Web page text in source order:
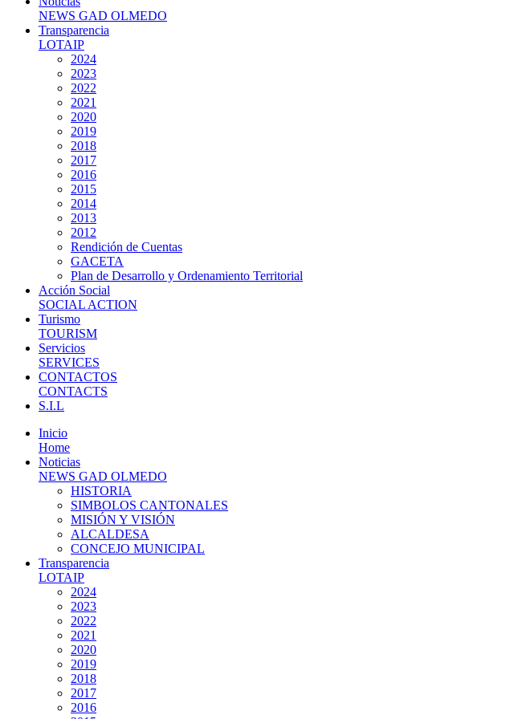
NEWS GAD OLMEDO
Transparencia
LOTAIP
2024
2023
2022
2021
2020
2019
2018
2017
2016
2015
2014
2013
2012
Rendición de Cuentas
GACETA
Plan de Desarrollo y Ordenamiento Territorial
Acción Social
SOCIAL ACTION
Turismo
TOURISM
Servicios
SERVICES
CONTACTOS
CONTACTS
S.I.L
Inicio
Home
Noticias
NEWS GAD OLMEDO
HISTORIA
SIMBOLOS CANTONALES
MISIÓN Y VISIÓN
ALCALDESA
CONCEJO MUNICIPAL
Transparencia
LOTAIP
2024
2023
2022
2021
2020
2019
2018
2017
2016